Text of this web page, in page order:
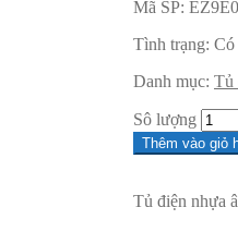
Mã SP:
Tình trạng: Có
Danh mục: Tủ
Sô lượng
Thêm vào giỏ
Tủ điện nhựa